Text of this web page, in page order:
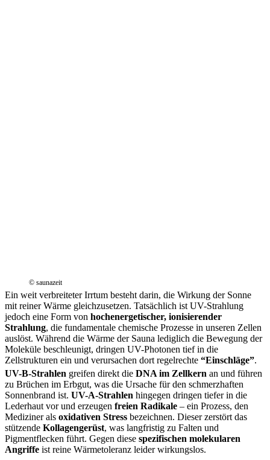
© saunazeit
Ein weit verbreiteter Irrtum besteht darin, die Wirkung der Sonne
mit reiner Wärme gleichzusetzen. Tatsächlich ist UV-Strahlung
jedoch eine Form von hochenergetischer, ionisierender
Strahlung, die fundamentale chemische Prozesse in unseren Zellen
auslöst. Während die Wärme der Sauna lediglich die Bewegung der
Moleküle beschleunigt, dringen UV-Photonen tief in die
Zellstrukturen ein und verursachen dort regelrechte “Einschläge”.
UV-B-Strahlen greifen direkt die DNA im Zellkern an und führen
zu Brüchen im Erbgut, was die Ursache für den schmerzhaften
Sonnenbrand ist. UV-A-Strahlen hingegen dringen tiefer in die
Lederhaut vor und erzeugen freien Radikale – ein Prozess, den
Mediziner als oxidativen Stress bezeichnen. Dieser zerstört das
stützende Kollagengerüst, was langfristig zu Falten und
Pigmentflecken führt. Gegen diese spezifischen molekularen
Angriffe ist reine Wärmetoleranz leider wirkungslos.